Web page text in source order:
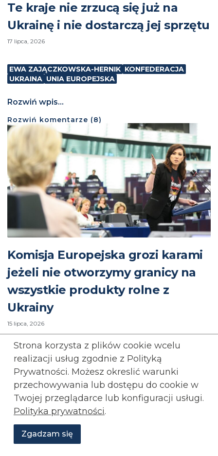
Te kraje nie zrzucą się już na
Ukrainę i nie dostarczą jej sprzętu
17 lipca, 2026
EWA ZAJĄCZKOWSKA-HERNIK KONFEDERACJA
UKRAINA UNIA EUROPEJSKA
Rozwiń wpis...
Rozwiń komentarze (8)
Komisja Europejska grozi karami
jeżeli nie otworzymy granicy na
wszystkie produkty rolne z
Ukrainy
15 lipca, 2026
EWA ZAJĄCZKOWSKA-HERNIK
ROLNICTWO UKRAINA UNIA EUROPEJSKA
Rozwiń wpis...
Rozwińkomentarze (1)
Strona korzysta z plików cookie wcelu
realizacji usług zgodnie z Polityką
Prywatności. Możesz okreslić warunki
przechowywania lub dostępu do cookie w
Twojej przeglądarce lub konfiguracji usługi.
Polityka prywatności.
Zgadzam się